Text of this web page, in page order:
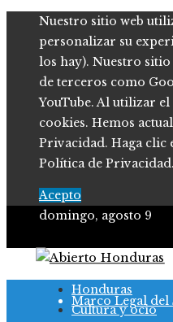
Nuestro sitio web
personalizar su
los hay). Nuestro
de terceros como
YouTube. Al utilizar el
cookies. Hemos
Privacidad. Haga clic
Política de Privacidad.
Acepto
domingo, agosto 9
Política de
Marco Legal del
Honduras
Cultura y ocio